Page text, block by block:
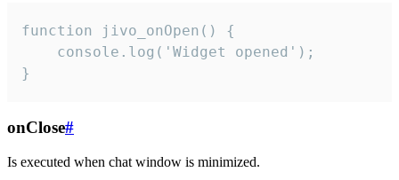
function jivo_onOpen() {
    console.log('Widget opened');
}
onClose#
Is executed when chat window is minimized.